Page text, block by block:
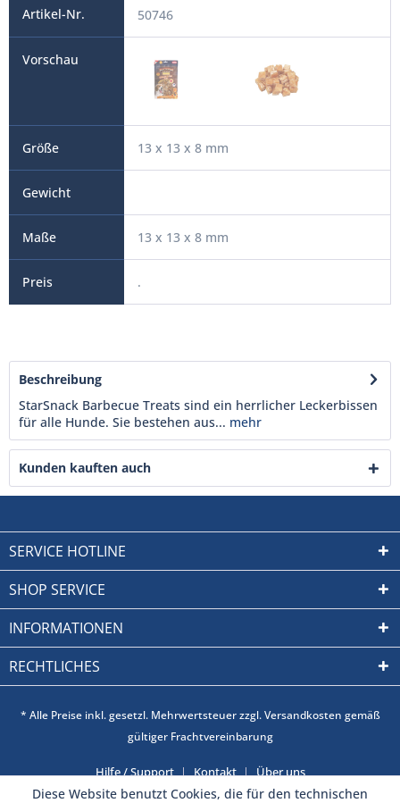
50746
13 x 13 x 8 mm
13 x 13 x 8 mm
.
Beschreibung
StarSnack Barbecue Treats sind ein herrlicher Leckerbissen
für alle Hunde. Sie bestehen aus... mehr
Kunden kauften auch
SERVICE HOTLINE
SHOP SERVICE
INFORMATIONEN
RECHTLICHES
* Alle Preise inkl. gesetzl. Mehrwertsteuer zzgl. Versandkosten gemäß
gültiger Frachtvereinbarung
Hilfe / Support Kontakt Über uns
Diese Website benutzt Cookies, die für den technischen